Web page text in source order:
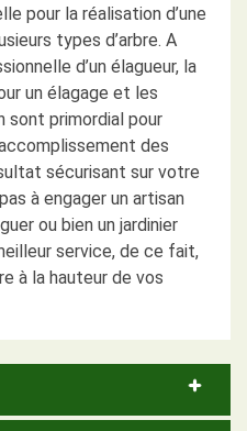
pour la réalisation d’une
types d’arbre. A
d’un élagueur, la
un élagage et les
primordial pour
des
sécurisant sur votre
à engager un artisan
ou bien un jardinier
service, de ce fait,
à la hauteur de vos